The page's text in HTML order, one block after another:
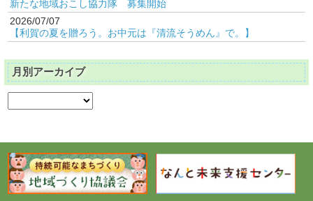
新たな地域おこし協力隊 募集開始
2026/07/07
【利賀の夏を贈ろう。お中元は『清流そうめん』で。】
月別アーカイブ